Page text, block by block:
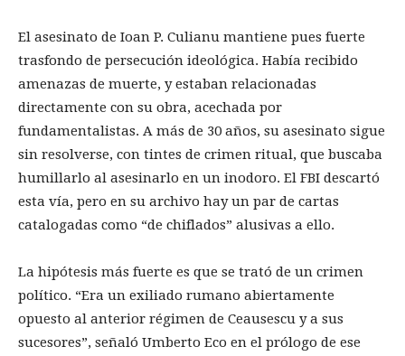
El asesinato de Ioan P. Culianu mantiene pues fuerte
trasfondo de persecución ideológica. Había recibido
amenazas de muerte, y estaban relacionadas
directamente con su obra, acechada por
fundamentalistas. A más de 30 años, su asesinato sigue
sin resolverse, con tintes de crimen ritual, que buscaba
humillarlo al asesinarlo en un inodoro. El FBI descartó
esta vía, pero en su archivo hay un par de cartas
catalogadas como “de chiflados” alusivas a ello.
La hipótesis más fuerte es que se trató de un crimen
político. “Era un exiliado rumano abiertamente
opuesto al anterior régimen de Ceausescu y a sus
sucesores”, señaló Umberto Eco en el prólogo de ese